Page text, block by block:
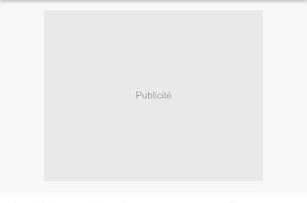
Publicité